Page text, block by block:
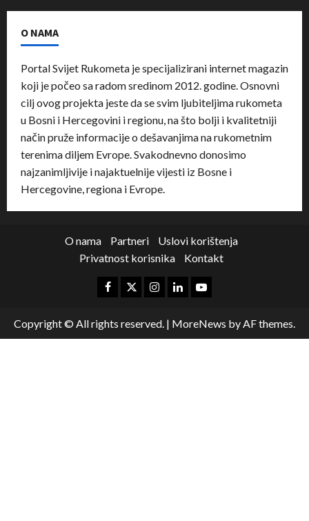
O NAMA
Portal Svijet Rukometa je specijalizirani internet magazin
koji je počeo sa radom sredinom 2012. godine. Osnovni
cilj ovog projekta jeste da se svim ljubiteljima rukometa
u Bosni i Hercegovini i regionu, na što bolji i kvalitetniji
način pruže informacije o dešavanjima na rukometnim
terenima diljem Evrope. Svakodnevno donosimo
najzanimljivije i najaktuelnije vijesti iz Bosne i
Hercegovine, regiona i Evrope.
O nama Partneri
Uslovi korištenja
Privatnost korisnika
Kontakt
Copyright © All rights reserved. | MoreNews by AF themes.